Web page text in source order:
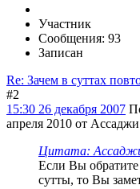
Участник
Сообщения: 93
Записан
Re: Зачем в суттах
#2
15:30 26 декабря 2007
апреля 2010 от Ассаджи
Цитата:
Если Вы
сутты, то Вы